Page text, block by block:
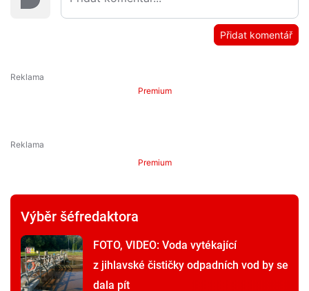
Přidat komentář
Premium
Premium
Výběr šéfredaktora
FOTO, VIDEO: Voda vytékající
z jihlavské čističky odpadních vod by se
dala pít